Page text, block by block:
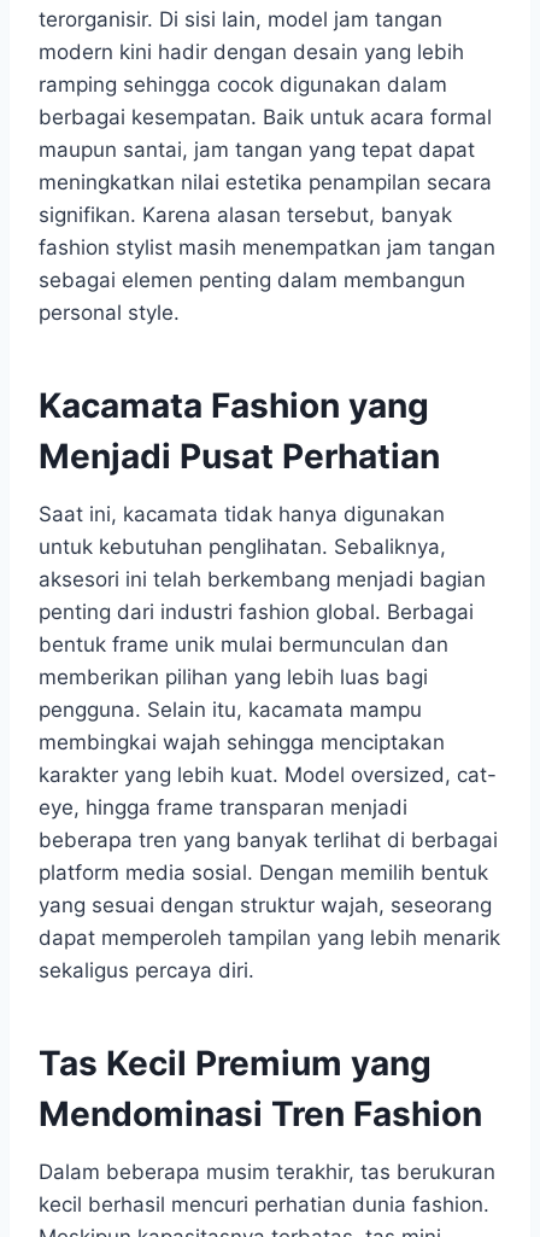
terorganisir. Di sisi lain, model jam tangan
modern kini hadir dengan desain yang lebih
ramping sehingga cocok digunakan dalam
berbagai kesempatan. Baik untuk acara formal
maupun santai, jam tangan yang tepat dapat
meningkatkan nilai estetika penampilan secara
signifikan. Karena alasan tersebut, banyak
fashion stylist masih menempatkan jam tangan
sebagai elemen penting dalam membangun
personal style.
Kacamata Fashion yang
Menjadi Pusat Perhatian
Saat ini, kacamata tidak hanya digunakan
untuk kebutuhan penglihatan. Sebaliknya,
aksesori ini telah berkembang menjadi bagian
penting dari industri fashion global. Berbagai
bentuk frame unik mulai bermunculan dan
memberikan pilihan yang lebih luas bagi
pengguna. Selain itu, kacamata mampu
membingkai wajah sehingga menciptakan
karakter yang lebih kuat. Model oversized, cat-
eye, hingga frame transparan menjadi
beberapa tren yang banyak terlihat di berbagai
platform media sosial. Dengan memilih bentuk
yang sesuai dengan struktur wajah, seseorang
dapat memperoleh tampilan yang lebih menarik
sekaligus percaya diri.
Tas Kecil Premium yang
Mendominasi Tren Fashion
Dalam beberapa musim terakhir, tas berukuran
kecil berhasil mencuri perhatian dunia fashion.